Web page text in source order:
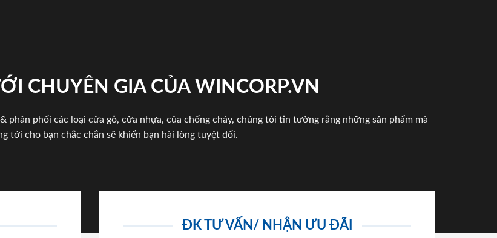
CHUYÊN GIA CỦA WINCORP.VN
phân phối các loại cửa gỗ, cửa nhựa, của chống cháy, chúng tôi tin tưởng rằng những sản phẩm mà
tới cho bạn chắc chắn sẽ khiến bạn hài lòng tuyệt đối.
ĐK TƯ VẤN/ NHẬN ƯU ĐÃI